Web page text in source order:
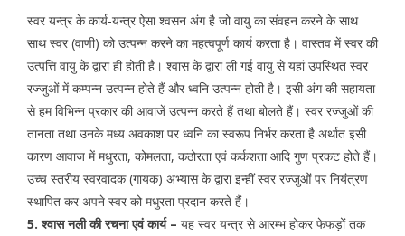
स्वर यन्त्र के कार्य-यन्त्र ऐसा श्वसन अंग है जो वायु का संवहन करने के साथ
साथ स्वर (वाणी) को उत्पन्न करने का महत्वपूर्ण कार्य करता है। वास्तव में स्वर की
उत्पत्ति वायु के द्वारा ही होती है। श्वास के द्वारा ली गई वायु से यहां उपस्थित स्वर
रज्जुओं में कम्पन्न उत्पन्न होते हैं और ध्वनि उत्पन्न होती है। इसी अंग की सहायता
से हम विभिन्न प्रकार की आवाजें उत्पन्न करते हैं तथा बोलते हैं। स्वर रज्जुओं की
तानता तथा उनके मध्य अवकाश पर ध्वनि का स्वरूप निर्भर करता है अर्थात इसी
कारण आवाज में मधुरता, कोमलता, कठोरता एवं कर्कशता आदि गुण प्रकट होते हैं।
उच्च स्तरीय स्वरवादक (गायक) अभ्यास के द्वारा इन्हीं स्वर रज्जुओं पर नियंत्रण
स्थापित कर अपने स्वर को मधुरता प्रदान करते हैं।
5. श्वास नली की रचना एवं कार्य – यह स्वर यन्त्र से आरम्भ होकर फेफड़ों तक